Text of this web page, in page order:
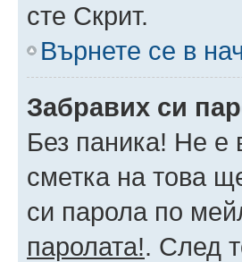
сте Скрит.
Върнете се в
Забравих си
Без паника! Не е
сметка на това
си парола по
паролата!. След